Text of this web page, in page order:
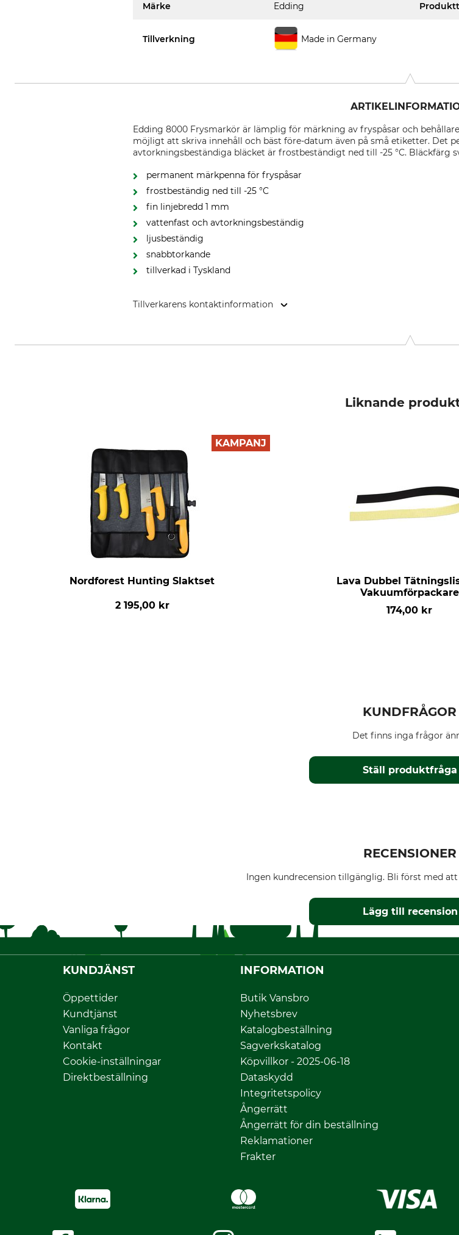
Märke Edding
Tillverkning Made in Germany
Edding 8000 Frysmarkör är lämplig för märkning av fryspåsar och
möjligt att skriva innehåll och bäst före-datum även på små etiketter. Det
avtorkningsbeständiga bläcket är frostbeständigt ned till -25 °C. Bläckfärg
permanent märkpenna för fryspåsar
frostbeständig ned till -25 °C
fin linjebredd 1 mm
vattenfast och avtorkningsbeständig
ljusbeständig
snabbtorkande
tillverkad i Tyskland
Tillverkarens kontaktinformation
Liknande
KAMPANJ
Nordforest Hunting Slaktset
2 195,00 kr
Lava Dubbel
Vakuumförpackare
174,00 kr
KUNDFRÅGOR
Ställ produktfråga
Det finns inga frågor
RECENSIONER
Ingen kundrecension tillgänglig. Bli först med att
Lägg till recension
KUNDJÄNST
Öppettider
Kundtjänst
Vanliga frågor
Kontakt
Cookie-inställningar
Direktbeställning
INFORMATION
Butik Vansbro
Nyhetsbrev
Katalogbeställning
Sagverkskatalog
Köpvillkor - 2025-06-18
Dataskydd
Integritetspolicy
Ångerrätt
Ångerrätt för din beställning
Reklamationer
Frakter